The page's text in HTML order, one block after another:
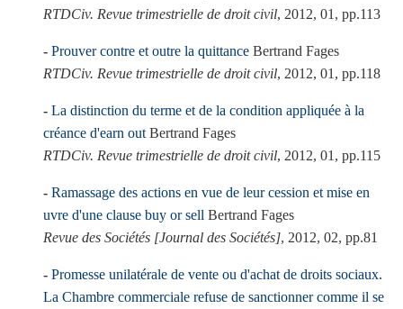
RTDCiv. Revue trimestrielle de droit civil, 2012, 01, pp.113
Prouver contre et outre la quittance Bertrand Fages
RTDCiv. Revue trimestrielle de droit civil, 2012, 01, pp.118
La distinction du terme et de la condition appliquée à la
créance d'earn out Bertrand Fages
RTDCiv. Revue trimestrielle de droit civil, 2012, 01, pp.115
Ramassage des actions en vue de leur cession et mise en
uvre d'une clause buy or sell Bertrand Fages
Revue des Sociétés [Journal des Sociétés], 2012, 02, pp.81
Promesse unilatérale de vente ou d'achat de droits sociaux.
La Chambre commerciale refuse de sanctionner comme il se